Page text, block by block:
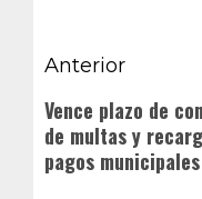
de
entradas
Anterior
Entrada
anterior:
Vence plazo de
de multas y
pagos municipales